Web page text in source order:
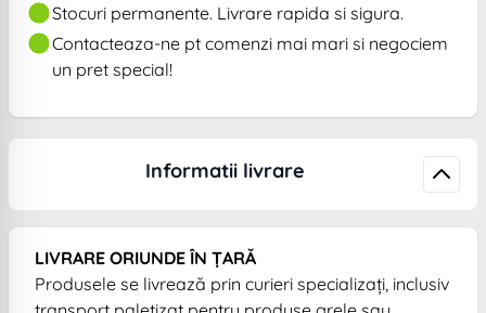
Stocuri permanente. Livrare rapida si sigura.
Contacteaza-ne pt comenzi mai mari si negociem
un pret special!
Informatii livrare
LIVRARE ORIUNDE ÎN ȚARĂ
Produsele se livrează prin curieri specializați, inclusiv